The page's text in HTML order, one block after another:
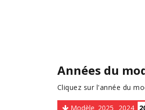
Années du
Cliquez sur l'année du
Modèle 2025 2024